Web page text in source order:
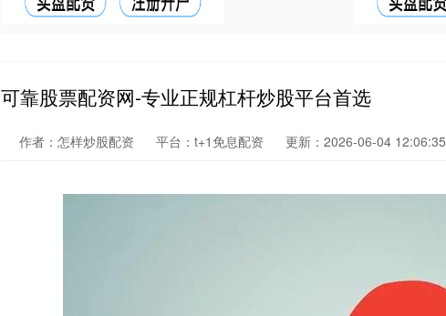
可靠股票配资网-专业正规杠杆炒股平台首选
作者：怎样炒股配资 平台：t+1免息配资 更新：2026-06-04 12:06:35